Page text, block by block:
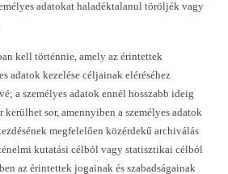
adatokat haladéktalanul töröljék vagy
kell történnie, amely az érintettek
adatok kezelése céljainak eléréséhez
a személyes adatok ennél hosszabb ideig
kerülhet sor, amennyiben a személyes adatok
megfelelően közérdekű archiválás
kutatási célból vagy statisztikai célból
az érintettek jogainak és szabadságainak